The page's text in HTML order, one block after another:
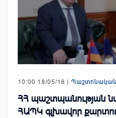
10:00 18/05/18 | Պաշտոնական
ՀՀ պաշտպանության
ՀԱՊԿ գլխավոր